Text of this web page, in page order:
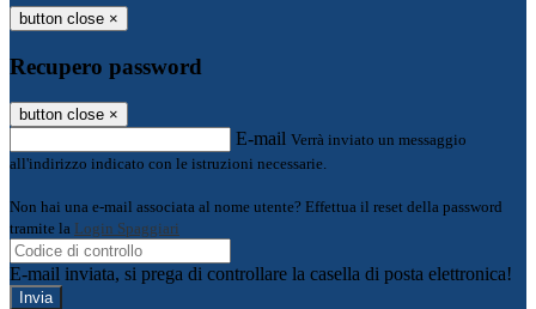
button close ×
Recupero password
button close ×
E-mail Verrà inviato un messaggio
all'indirizzo indicato con le istruzioni necessarie.
Non hai una e-mail associata al nome utente? Effettua il reset della password
tramite la Login Spaggiari
E-mail inviata, si prega di controllare la casella di posta elettronica!